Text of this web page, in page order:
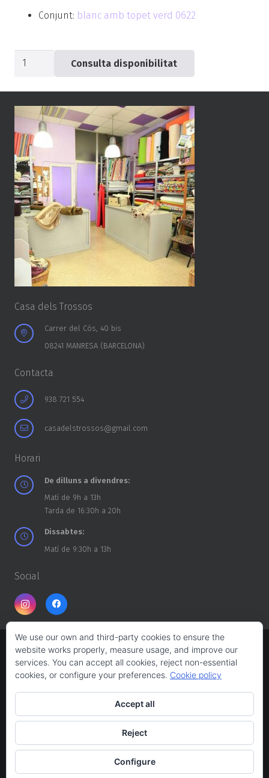
Conjunt: blanc amb topet verd 0622
quantitat
Popelín
verd
puntet
-0572-
Consulta disponibilitat
Casa dels Trossos
Carrer del Cós, 40 bis
08241 MANRESA (BARCELONA)
Contacta
938 721 554
casadelstrossos@gmail.com
Horari
De dilluns a divendres:
Matí de 9h a 13h
Tarda de 16:30h a 20h
Dissabtes:
Matí de 9:30h a 13h
Social
Copyright ©CASA DELS TROSSOS 2026
Avís legal
We use our own and third-party cookies to ensure the
website works properly, measure usage, and improve our
services. You can accept all cookies, reject non-essential
cookies, or configure your preferences. Cookie policy
Accept all
Reject
Configure